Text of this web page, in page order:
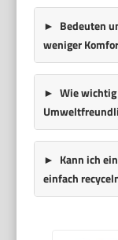
Bedeuten
weniger
Wie
Kann ich
einfach